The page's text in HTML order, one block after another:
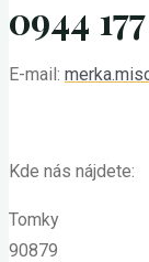
0944
E-mail:
Kde nás nájdete:
Tomky
90879